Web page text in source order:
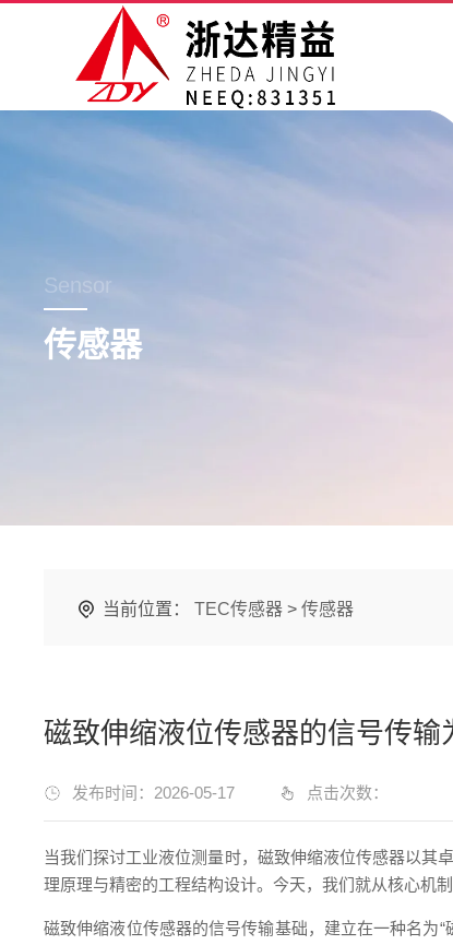
Sensor
传感器
当前位置： TEC传感器 > 传感器
磁致伸缩液位传感器的信号传输
发布时间：2026-05-17 点击次数：
当我们探讨工业液位测量时，磁致伸缩液位传感器以其
理原理与精密的工程结构设计。今天，我们就从核心机
磁致伸缩液位传感器的信号传输基础，建立在一种名为